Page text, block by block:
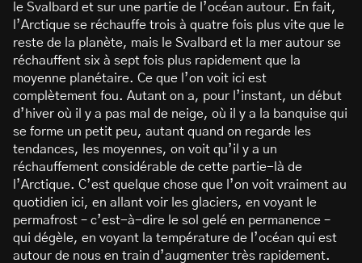
le Svalbard et sur une partie de l’océan autour. En fait,
l’Arctique se réchauffe trois à quatre fois plus vite que le
reste de la planète, mais le Svalbard et la mer autour se
réchauffent six à sept fois plus rapidement que la
moyenne planétaire. Ce que l’on voit ici est
complètement fou. Autant on a, pour l’instant, un début
d’hiver où il y a pas mal de neige, où il y a la banquise qui
se forme un petit peu, autant quand on regarde les
tendances, les moyennes, on voit qu’il y a un
réchauffement considérable de cette partie-là de
l’Arctique. C’est quelque chose que l’on voit vraiment au
quotidien ici, en allant voir les glaciers, en voyant le
permafrost – c’est-à-dire le sol gelé en permanence –
qui dégèle, en voyant la température de l’océan qui est
autour de nous en train d’augmenter très rapidement.